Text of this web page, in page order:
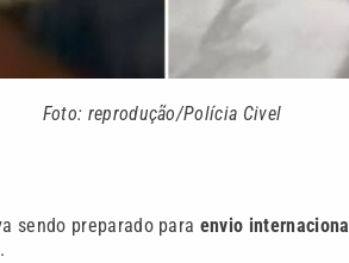
Foto: reprodução/Polícia Civel
sendo preparado para envio internacional